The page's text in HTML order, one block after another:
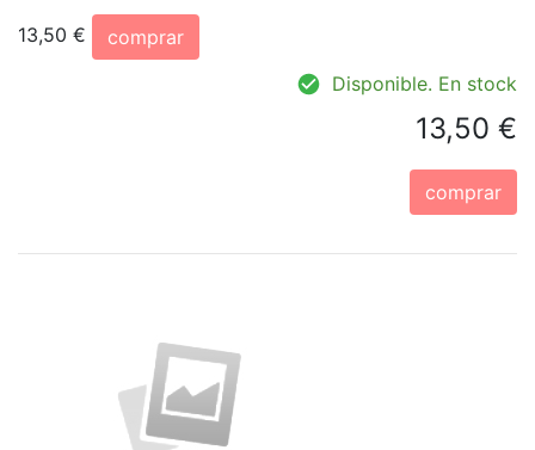
13,50 €
comprar
Disponible. En stock
13,50 €
comprar